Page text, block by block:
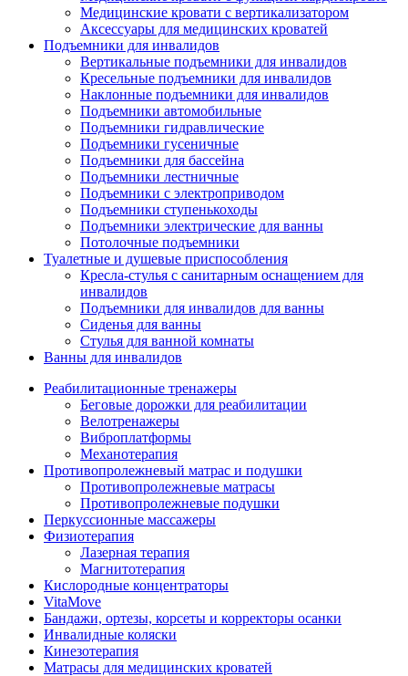
Медицинские кровати с вертикализатором
Аксессуары для медицинских кроватей
Подъемники для инвалидов
Вертикальные подъемники для инвалидов
Кресельные подъемники для инвалидов
Наклонные подъемники для инвалидов
Подъемники автомобильные
Подъемники гидравлические
Подъемники гусеничные
Подъемники для бассейна
Подъемники лестничные
Подъемники с электроприводом
Подъемники ступенькоходы
Подъемники электрические для ванны
Потолочные подъемники
Туалетные и душевые приспособления
Кресла-стулья с санитарным оснащением для
инвалидов
Подъемники для инвалидов для ванны
Сиденья для ванны
Стулья для ванной комнаты
Ванны для инвалидов
Реабилитационные тренажеры
Беговые дорожки для реабилитации
Велотренажеры
Виброплатформы
Механотерапия
Противопролежневый матрас и подушки
Противопролежневые матрасы
Противопролежневые подушки
Перкуссионные массажеры
Физиотерапия
Лазерная терапия
Магнитотерапия
Кислородные концентраторы
VitaMove
Бандажи, ортезы, корсеты и корректоры осанки
Инвалидные коляски
Кинезотерапия
Матрасы для медицинских кроватей